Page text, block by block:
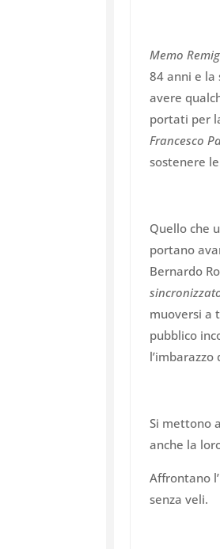
Memo
84 anni e
avere
portati per
Francesco
sostenere
Quello che
portano
Bernardo
muoversi a
pubblico
Si mettono
anche la
Affrontano
senza veli.